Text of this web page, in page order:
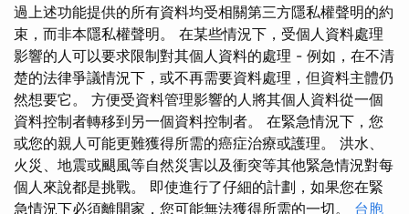
過上述功能提供的所有資料均受相關第三方隱私權聲明的約
束，而非本隱私權聲明。 在某些情況下，受個人資料處理
影響的人可以要求限制對其個人資料的處理 - 例如，在不清
楚的法律爭議情況下，或不再需要資料處理，但資料主體仍
然想要它。 方便受資料管理影響的人將其個人資料從一個
資料控制者轉移到另一個資料控制者。 在緊急情況下，您
或您的親人可能更難獲得所需的癌症治療或護理。 洪水、
火災、地震或颶風等自然災害以及衝突等其他緊急情況對每
個人來說都是挑戰。 即使進行了仔細的計劃，如果您在緊
急情況下必須離開家，您可能無法獲得所需的一切。 台胞